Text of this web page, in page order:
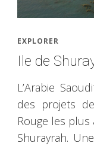
EXPLORER
Ile de
L’Arabie
des projets
Rouge les
Shurayrah.